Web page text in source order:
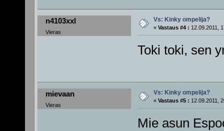
n4103xxl
Vieras
Vs: Kinky ompelija?
« Vastaus #4 : 12.09.2011,
Toki toki, sen
mievaan
Vieras
Vs: Kinky ompelija?
« Vastaus #5 : 12.09.2011,
Mie asun